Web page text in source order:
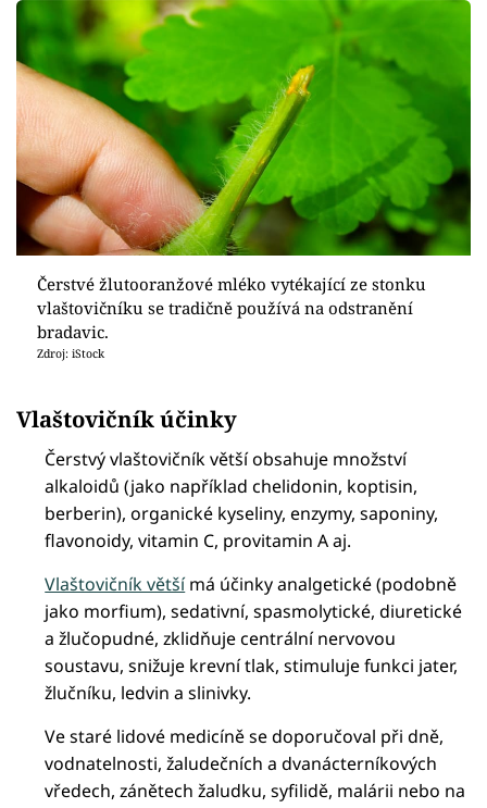
Čerstvé žlutooranžové mléko vytékající ze stonku
vlaštovičníku se tradičně používá na odstranění
bradavic.
Zdroj: iStock
Vlaštovičník účinky
Čerstvý vlaštovičník větší obsahuje množství
alkaloidů (jako například chelidonin, koptisin,
berberin), organické kyseliny, enzymy, saponiny,
flavonoidy, vitamin C, provitamin A aj.
Vlaštovičník větší má účinky analgetické (podobně
jako morfium), sedativní, spasmolytické, diuretické
a žlučopudné, zklidňuje centrální nervovou
soustavu, snižuje krevní tlak, stimuluje funkci jater,
žlučníku, ledvin a slinivky.
Ve staré lidové medicíně se doporučoval při dně,
vodnatelnosti, žaludečních a dvanácterníkových
vředech, zánětech žaludku, syfilidě, malárii nebo na